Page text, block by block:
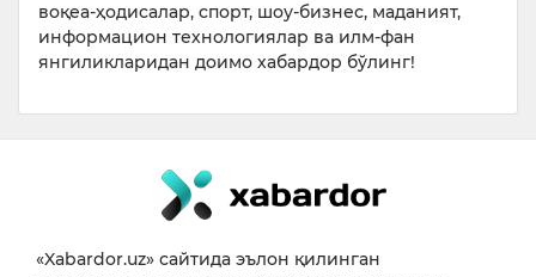
воқеа-ҳодисалар, спорт, шоу-бизнес, маданият,
информацион технологиялар ва илм-фан
янгиликларидан доимо хабардор бўлинг!
«Xabardor.uz» сайтида эълон қилинган